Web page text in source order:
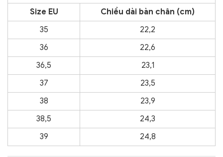
Size EU
Chiều dài bàn chân (cm)
35
22,2
36
22,6
36,5
23,1
37
23,5
38
23,9
38,5
24,3
39
24,8